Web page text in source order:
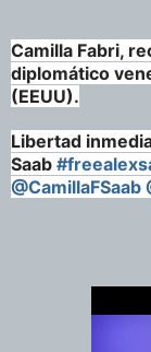
Camilla Fabri,
diplomático
(EEUU).
Libertad
Saab
@CamillaFSaab